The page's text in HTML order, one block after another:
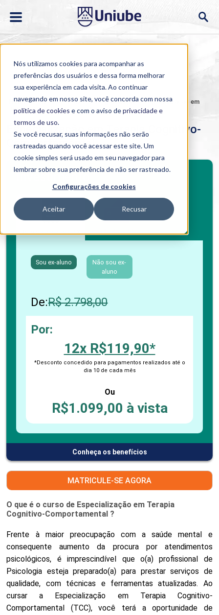
Nós utilizamos cookies para acompanhar as
preferências dos usuários e dessa forma melhorar
sua experiência em cada visita. Ao continuar
navegando em nosso site, você concorda com nossa
política de cookies e com o aviso deprivacidade e
termos de uso.
Se você recusar, suas informações não serão
rastreadas quando você acessar este site. Um
cookie simples será usado em seu navegador para
lembrar sobre sua preferência de não ser rastreado.
Configurações de cookies
Aceitar Recusar
Home > Cursos > EAD > Pós-graduação >Especialização em
Terapia Cognitivo-Comportamental
Especialização em Terapia Cognitivo-
Comportamental
Investimento
Boleto bancário / PIX Cartão de crédito
Sou ex-aluno
Não sou ex-
aluno
De:R$ 2.798,00
Por:
12x R$119,90*
*Desconto concedido para pagamentos realizados até o
dia 10 de cada mês
Ou
R$1.099,00 à vista
Conheça os benefícios
BENEFÍCIOS
Benefícios pós-graduação
MATRICULE-SE AGORA
O que é o curso de Especialização em Terapia
Cognitivo-Comportamental ?
Frente à maior preocupação com a saúde mental e
consequente aumento da procura por atendimentos
psicológicos, é imprescindível que o(a) profissional de
Psicologia esteja preparado(a) para prestar serviços de
qualidade, com técnicas e ferramentas atualizadas. Ao
cursar a Especialização em Terapia Cognitivo-
Comportamental (TCC), você terá a oportunidade de